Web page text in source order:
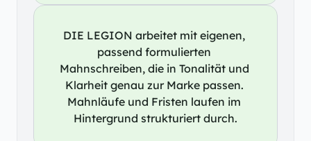
DIE LEGION arbeitet mit eigenen,
passend formulierten
Mahnschreiben, die in Tonalität und
Klarheit genau zur Marke passen.
Mahnläufe und Fristen laufen im
Hintergrund strukturiert durch.